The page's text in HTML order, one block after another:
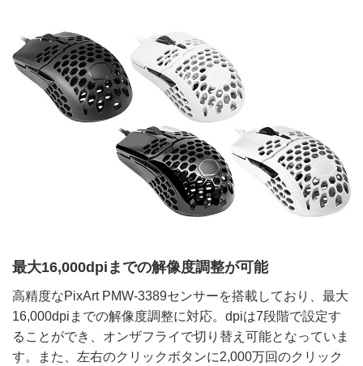
最大16,000dpiまでの解像度調整が可能
高精度なPixArt PMW-3389センサーを搭載しており、最大
16,000dpiまでの解像度調整に対応。dpiは7段階で設定す
ることができ、オンザフライで切り替え可能となっていま
す。また、左右のクリックボタンに2,000万回のクリック